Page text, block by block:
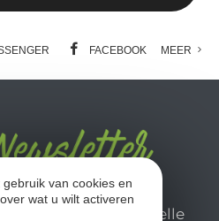
FACEBOOK MEER
newsletter mensuelle
van cookies en
wat u wilt activeren